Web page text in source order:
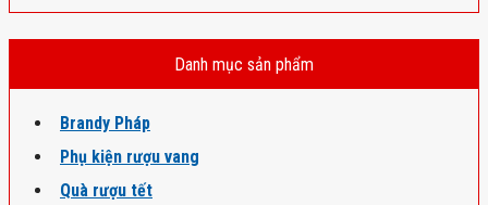
Danh mục sản phẩm
Brandy Pháp
Phụ kiện rượu vang
Quà rượu tết